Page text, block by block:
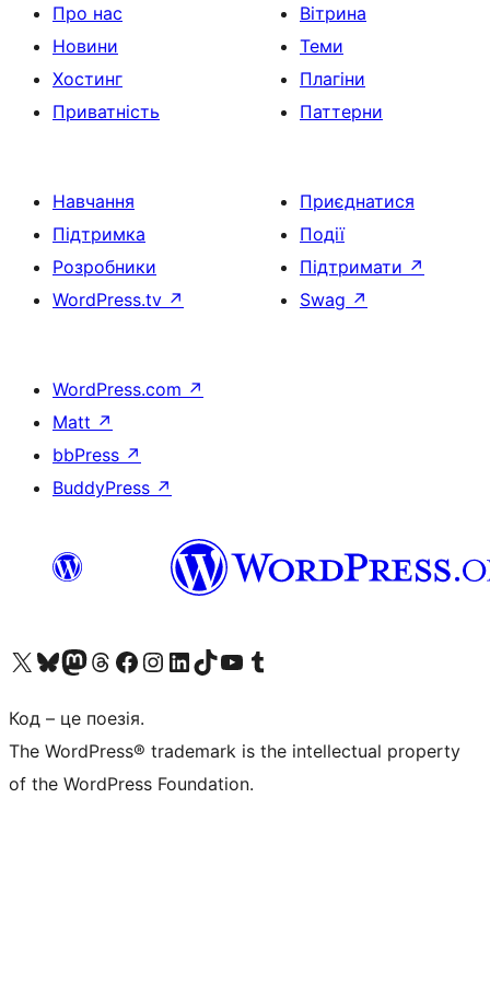
Про нас
Новини
Хостинг
Приватність
Вітрина
Теми
Плагіни
Паттерни
Навчання
Підтримка
Розробники
WordPress.tv ↗
Приєднатися
Події
Підтримати ↗
Swag ↗
WordPress.com ↗
Matt ↗
bbPress ↗
BuddyPress ↗
Visit our X (formerly Twitter) account
Visit our Bluesky account
Завітайте до нашої стрічки в Mastodon
Visit our Threads account
Завітайте на нашу сторінку в Facebook
Visit our Instagram account
Visit our LinkedIn account
Visit our TikTok account
Visit our YouTube channel
Visit our Tumblr account
Код – це поезія.
The WordPress® trademark is the intellectual property
of the WordPress Foundation.